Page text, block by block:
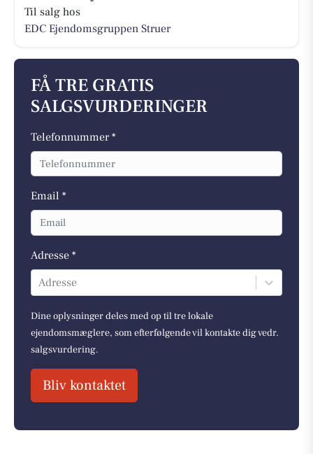
Til salg hos
EDC Ejen­doms­grup­pen Struer
FÅ TRE GRATIS
SALGSVURDERINGER
Telefonnummer *
Email *
Adresse *
Adresse
Dine oplysninger deles med op til tre lokale
ejendomsmæglere, som efterfølgende vil kontakte dig vedr.
salgsvurdering.
Bliv kontaktet